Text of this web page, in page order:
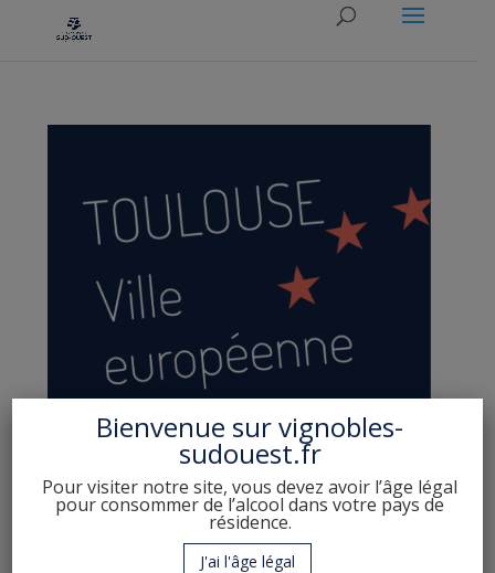
Bienvenue survignobles-
sudouest.fr
Pour visiter notre site, vous devez avoir l’âge légal
pour consommer de l’alcool dans votre pays de
résidence.
J'ai l'âge légal